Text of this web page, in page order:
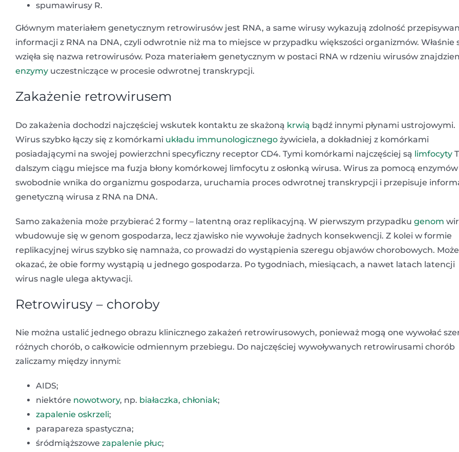
spumawirusy R.
Głównym materiałem genetycznym retrowirusów jest RNA, a same wirusy wykazują zdolność
informacji z RNA na DNA, czyli odwrotnie niż ma to miejsce w przypadku większości organizmów. Właśnie
wzięła się nazwa retrowirusów. Poza materiałem genetycznym w postaci RNA w rdzeniu wirusów
enzymy uczestniczące w procesie odwrotnej transkrypcji.
Zakażenie retrowirusem
Do zakażenia dochodzi najczęściej wskutek kontaktu ze skażoną krwią bądź innymi płynami ustrojowymi.
Wirus szybko łączy się z komórkami układu immunologicznego żywiciela, a dokładniej z komórkami
posiadającymi na swojej powierzchni specyficzny receptor CD4. Tymi komórkami najczęściej są limfocyty
dalszym ciągu miejsce ma fuzja błony komórkowej limfocytu z osłonką wirusa. Wirus za pomocą enzymów
swobodnie wnika do organizmu gospodarza, uruchamia proces odwrotnej transkrypcji i przepisuje
genetyczną wirusa z RNA na DNA.
Samo zakażenia może przybierać 2 formy – latentną oraz replikacyjną. W pierwszym przypadku genom
wbudowuje się w genom gospodarza, lecz zjawisko nie wywołuje żadnych konsekwencji. Z kolei w formie
replikacyjnej wirus szybko się namnaża, co prowadzi do wystąpienia szeregu objawów chorobowych.
okazać, że obie formy wystąpią u jednego gospodarza. Po tygodniach, miesiącach, a nawet latach latencji
wirus nagle ulega aktywacji.
Retrowirusy – choroby
Nie można ustalić jednego obrazu klinicznego zakażeń retrowirusowych, ponieważ mogą one wywołać
różnych chorób, o całkowicie odmiennym przebiegu. Do najczęściej wywoływanych retrowirusami chorób
zaliczamy między innymi:
AIDS;
niektóre nowotwory, np. białaczka, chłoniak;
zapalenie oskrzeli;
parapareza spastyczna;
śródmiąższowe zapalenie płuc;